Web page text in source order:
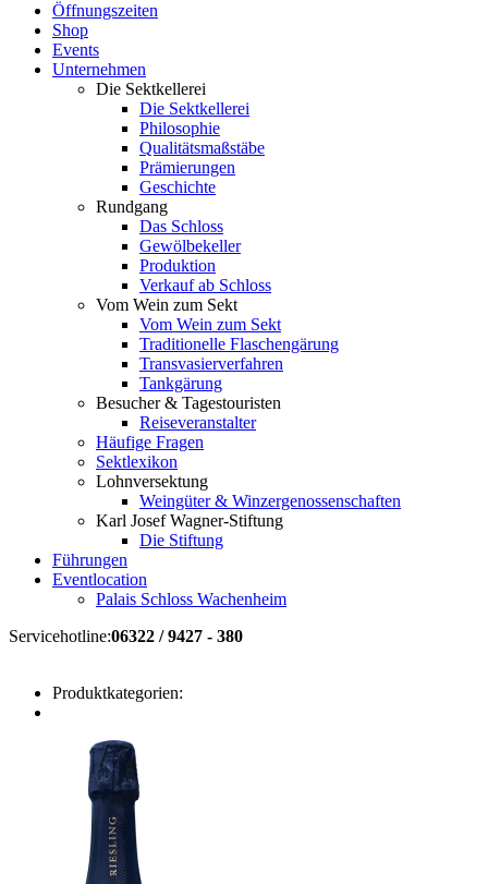
Öffnungszeiten
Shop
Events
Unternehmen
Die Sektkellerei
Die Sektkellerei
Philosophie
Qualitätsmaßstäbe
Prämierungen
Geschichte
Rundgang
Das Schloss
Gewölbekeller
Produktion
Verkauf ab Schloss
Vom Wein zum Sekt
Vom Wein zum Sekt
Traditionelle Flaschengärung
Transvasierverfahren
Tankgärung
Besucher & Tagestouristen
Reiseveranstalter
Häufige Fragen
Sektlexikon
Lohnversektung
Weingüter & Winzergenossenschaften
Karl Josef Wagner-Stiftung
Die Stiftung
Führungen
Eventlocation
Palais Schloss Wachenheim
Servicehotline:06322 / 9427 - 380
Produktkategorien: